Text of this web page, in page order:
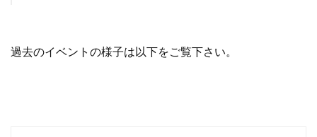
過去のイベントの様子は以下をご覧下さい。